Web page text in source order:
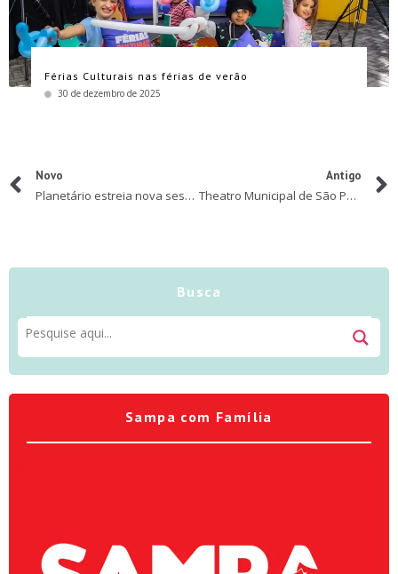
Férias Culturais nas férias de verão
30 de dezembro de 2025
Novo
Planetário estreia nova sessão infantil com O Show da Luna! no dia da criança!
Antigo
Theatro Municipal de São Paulo apresenta programação especial e gratuita em outubro dedicada às crianças
Busca
Sampa com Família